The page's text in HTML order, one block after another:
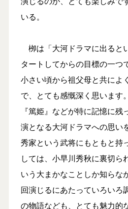
いる。
栁は「大河ドラマに出ると
タートしてからの目標の一つ
小さい頃から祖父母と共によ
で、とても感慨深く思います
『篤姫』などが特に記憶に残
演となる大河ドラマへの思い
秀家という武将にもともと持
しては、小早川秀秋に裏切ら
いう大まかなことしか知らな
回演じるにあたっていろいろ
の物語なども、とても魅力的